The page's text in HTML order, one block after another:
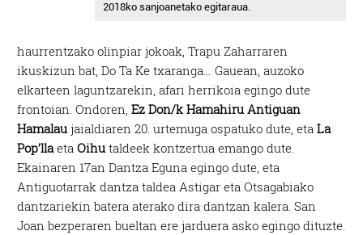
2018ko sanjoanetako egitaraua.
haurrentzako olinpiar jokoak, Trapu Zaharraren
ikuskizun bat, Do Ta Ke txaranga… Gauean, auzoko
elkarteen laguntzarekin, afari herrikoia egingo dute
frontoian. Ondoren,Ez Don/k Hamahiru Antiguan
Hamalau jaialdiaren 20. urtemuga ospatuko dute, etaLa
Pop’llaetaOihu taldeek kontzertua emango dute.
Ekainaren 17an Dantza Eguna egingo dute, eta
Antiguotarrak dantza taldea Astigar eta Otsagabiako
dantzariekin batera aterako dira dantzan kalera. San
Joan bezperaren bueltan ere jarduera asko egingo dituzte.